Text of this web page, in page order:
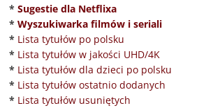
* Sugestie dla Netflixa
* Wyszukiwarka filmów i seriali
* Lista tytułów po polsku
* Lista tytułów w jakości UHD/4K
* Lista tytułów dla dzieci po polsku
* Lista tytułów ostatnio dodanych
* Lista tytułów usuniętych